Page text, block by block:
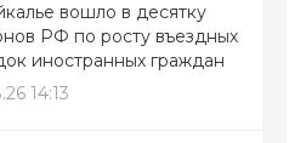
вошло в десятку
РФ по росту въездных
иностранных граждан
14:13